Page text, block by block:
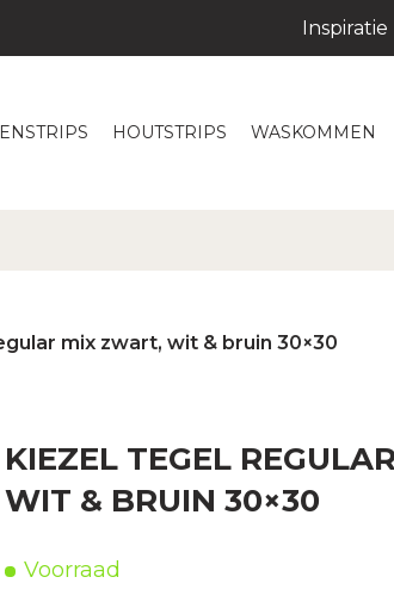
Inspiratie
HOUTSTRIPS WASKOMMEN
mix zwart, wit & bruin 30×30
KIEZEL TEGEL
WIT & BRUIN 30×30
Voorraad